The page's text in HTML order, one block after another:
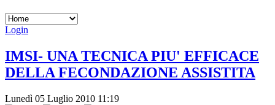
Login
IMSI- UNA TECNICA PIU' EFFICACE
DELLA FECONDAZIONE ASSISTITA
Lunedì 05 Luglio 2010 11:19